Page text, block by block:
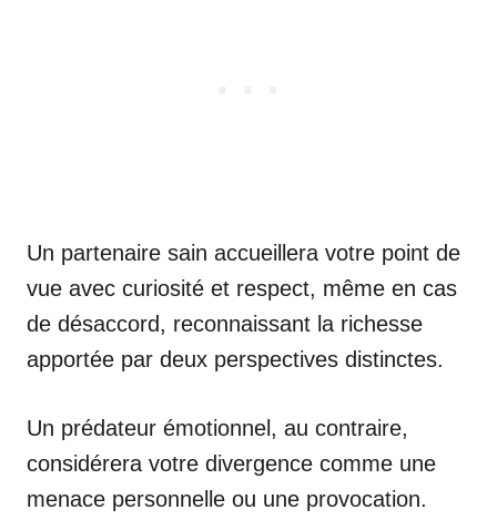
Un partenaire sain accueillera votre point de
vue avec curiosité et respect, même en cas
de désaccord, reconnaissant la richesse
apportée par deux perspectives distinctes.
Un prédateur émotionnel, au contraire,
considérera votre divergence comme une
menace personnelle ou une provocation.